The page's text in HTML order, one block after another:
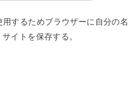
するためブラウザーに自分の名
イトを保存する。